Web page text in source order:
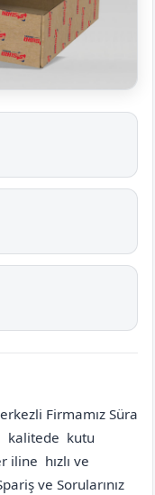
Firmamız Süra
kalitede kutu
iline hızlı ve
ve Sorularınız